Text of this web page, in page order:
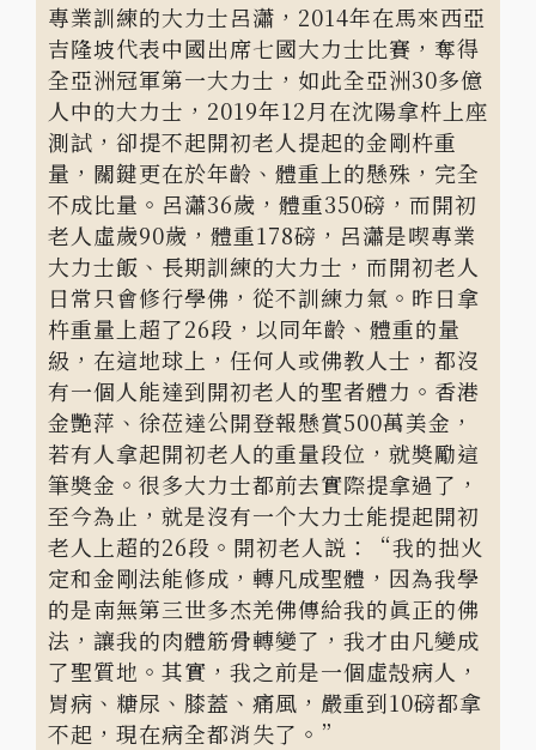
專業訓練的大力士呂瀟，2014年在馬來西亞
吉隆坡代表中國出席七國大力士比賽，奪得
全亞洲冠軍第一大力士，如此全亞洲30多億
人中的大力士，2019年12月在沈陽拿杵上座
測試，卻提不起開初老人提起的金剛杵重
量，關鍵更在於年齡、體重上的懸殊，完全
不成比量。呂瀟36歲，體重350磅，而開初
老人虛歲90歲，體重178磅，呂瀟是喫專業
大力士飯、長期訓練的大力士，而開初老人
日常只會修行學佛，從不訓練力氣。昨日拿
杵重量上超了26段，以同年齡、體重的量
級，在這地球上，任何人或佛教人士，都沒
有一個人能達到開初老人的聖者體力。香港
金艷萍、徐莅達公開登報懸賞500萬美金，
若有人拿起開初老人的重量段位，就奬勵這
筆奬金。很多大力士都前去實際提拿過了，
至今為止，就是沒有一个大力士能提起開初
老人上超的26段。開初老人説：“我的拙火
定和金剛法能修成，轉凡成聖體，因為我學
的是南無第三世多杰羌佛傳給我的眞正的佛
法，讓我的肉體筋骨轉變了，我才由凡變成
了聖質地。其實，我之前是一個虛殻病人，
胃病、糖尿、膝蓋、痛風，嚴重到10磅都拿
不起，現在病全都消失了。”